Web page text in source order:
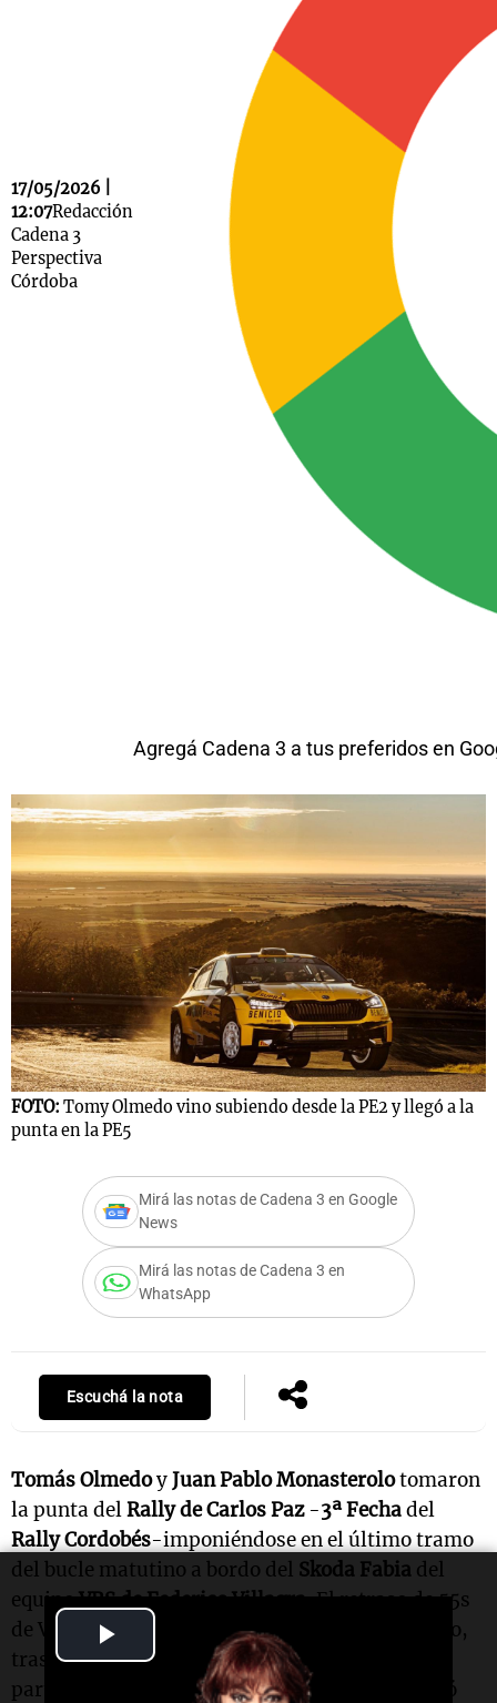
Video
17/05/2026 |
12:07Redacción
Cadena 3
Perspectiva
Córdoba
Agregá Cadena 3 a tus preferidos en
FOTO: Tomy Olmedo vino subiendo desde la PE2 y llegó a la
punta en la PE5
Mirá las notas de Cadena 3 en Google
News
Mirá las notas de Cadena 3 en
WhatsApp
Escuchá la nota
Tomás OlmedoyJuan Pablo Monasterolotomaron
la punta delRally de Carlos Paz-3ª Fechadel
Rally Cordobés-imponiéndose en el último tramo
del bucle matutino a bordo del Skoda Fabia del
equipoVRS de Federico Villagra. El retraso de 55s
de Valentín Folledo, puntero hasta ese momento,
tras romper un semieje de su Citroën C3 en la
partida del especial del Río de la Suela, los llevó